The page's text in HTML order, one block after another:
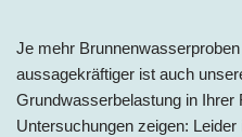
Je mehr
aussagekräftiger ist auch
Grundwasserbelastung in Ihrer
Untersuchungen zeigen: